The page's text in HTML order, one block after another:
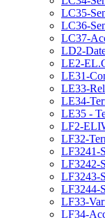
LC35-
LC36-
LC37-
LD2-
LE2-
LE31-
LE33-
LE34-
LE35 -
LF2-
LF32-
LF3241-
LF3242-
LF3243-
LF3244-
LF33-
LF34-